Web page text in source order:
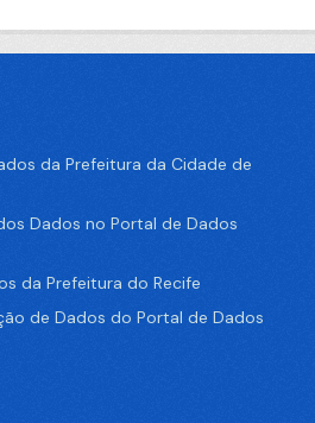
da Prefeitura da Cidade de
Dados no Portal de Dados
da Prefeitura do Recife
de Dados do Portal de Dados